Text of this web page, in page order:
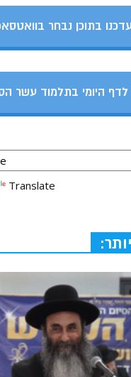
בתוכן נבחר
לדף היומי בתלמוד עשר
Translate